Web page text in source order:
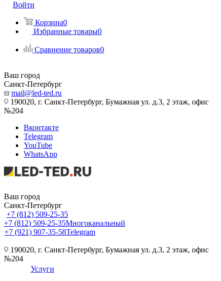
Войти
Корзина0
Избранные товары0
Сравнение товаров0
Ваш город
Санкт-Петербург
mail@led-ted.ru
190020, г. Санкт-Петербург, Бумажная ул. д.3, 2 этаж, офис
№204
Вконтакте
Telegram
YouTube
WhatsApp
Ваш город
Санкт-Петербург
+7 (812) 509-25-35
+7 (812) 509-25-35Многоканальный
+7 (921) 907-35-58Telegram
190020, г. Санкт-Петербург, Бумажная ул. д.3, 2 этаж, офис
№204
Услуги